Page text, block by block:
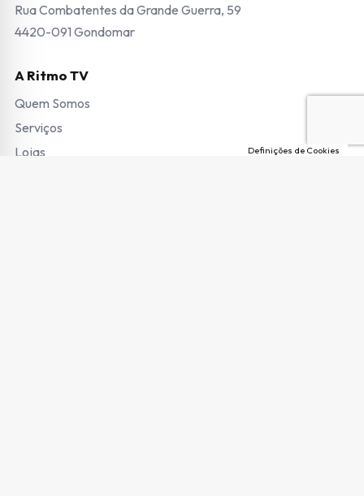
Rua Combatentes da Grande Guerra, 59
4420-091 Gondomar
A Ritmo TV
Quem Somos
Serviços
Lojas
Definições de Cookies